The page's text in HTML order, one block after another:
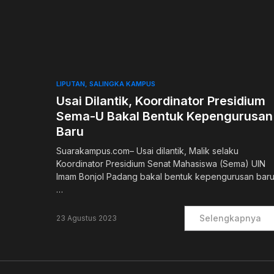
LIPUTAN SALINGKA KAMPUS
Usai Dilantik, Koordinator Presidium
Sema-U Bakal Bentuk Kepengurusan
Baru
Suarakampus.com– Usai dilantik, Malik selaku
Koordinator Presidium Senat Mahasiswa (Sema) UIN
Imam Bonjol Padang bakal bentuk kepengurusan
…
23 Agustus 2023 Selengkapnya